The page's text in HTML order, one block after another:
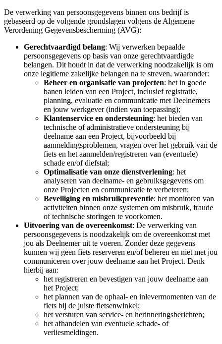
De verwerking van persoonsgegevens binnen ons bedrijf is
gebaseerd op de volgende grondslagen volgens de Algemene
Verordening Gegevensbescherming (AVG):
Gerechtvaardigd belang: Wij verwerken bepaalde
persoonsgegevens op basis van onze gerechtvaardigde
belangen. Dit houdt in dat de verwerking noodzakelijk is om
onze legitieme zakelijke belangen na te streven, waaronder:
Beheer en organisatie van projecten: het in goede
banen leiden van een Project, inclusief registratie,
planning, evaluatie en communicatie met Deelnemers
en jouw werkgever (indien van toepassing);
Klantenservice en ondersteuning: het bieden van
technische of administratieve ondersteuning bij
deelname aan een Project, bijvoorbeeld bij
aanmeldingsproblemen, vragen over het gebruik van de
fiets en het aanmelden/registreren van (eventuele)
schade en/of diefstal;
Optimalisatie van onze dienstverlening: het
analyseren van deelname- en gebruiksgegevens om
onze Projecten en communicatie te verbeteren;
Beveiliging en misbruikpreventie: het monitoren van
activiteiten binnen onze systemen om misbruik, fraude
of technische storingen te voorkomen.
Uitvoering van de overeenkomst: De verwerking van
persoonsgegevens is noodzakelijk om de overeenkomst met
jou als Deelnemer uit te voeren. Zonder deze gegevens
kunnen wij geen fiets reserveren en/of beheren en niet met jou
communiceren over jouw deelname aan het Project. Denk
hierbij aan:
het registreren en bevestigen van jouw deelname aan
het Project;
het plannen van de ophaal- en inlevermomenten van de
fiets bij de juiste fietsenwinkel;
het versturen van service- en herinneringsberichten;
het afhandelen van eventuele schade- of
verliesmeldingen.